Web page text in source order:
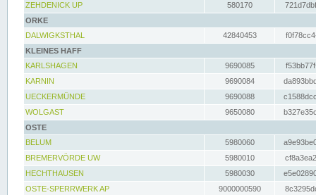
ZEHDENICK UP
580170
ORKE
DALWIGKSTHAL
42840453
KLEINES HAFF
KARLSHAGEN
9690085
KARNIN
9690084
UECKERMÜNDE
9690088
WOLGAST
9650080
OSTE
BELUM
5980060
BREMERVÖRDE UW
5980010
HECHTHAUSEN
5980030
OSTE-SPERRWERK AP
9000000590